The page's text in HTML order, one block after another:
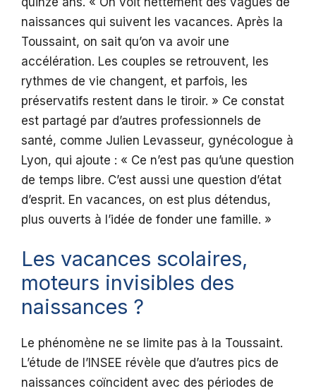
naissances qui suivent les vacances. Après la
Toussaint, on sait qu’on va avoir une
accélération. Les couples se retrouvent, les
rythmes de vie changent, et parfois, les
préservatifs restent dans le tiroir. » Ce constat
est partagé par d’autres professionnels de
santé, comme Julien Levasseur, gynécologue à
Lyon, qui ajoute : « Ce n’est pas qu’une question
de temps libre. C’est aussi une question d’état
d’esprit. En vacances, on est plus détendus,
plus ouverts à l’idée de fonder une famille. »
Les vacances scolaires,
moteurs invisibles des
naissances ?
Le phénomène ne se limite pas à la Toussaint.
L’étude de l’INSEE révèle que d’autres pics de
naissances coïncident avec des périodes de